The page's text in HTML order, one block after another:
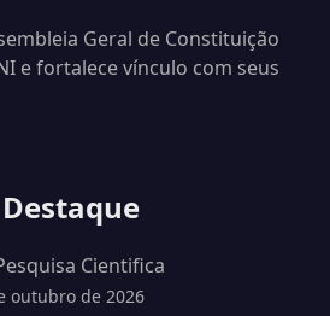
Geral de Constituição
e fortalece vínculo com seus
Cientifica
outubro de 2026